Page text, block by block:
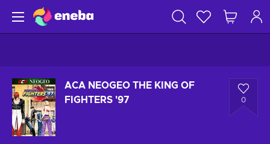
ACA NEOGEO THE KING OF
FIGHTERS '97
0